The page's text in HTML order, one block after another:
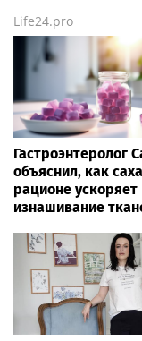
Life24.pro
Гастроэнтеролог
объяснил, как
рационе ускоряет
изнашивание